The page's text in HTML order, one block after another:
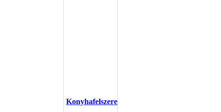
Konyhafelszerelés